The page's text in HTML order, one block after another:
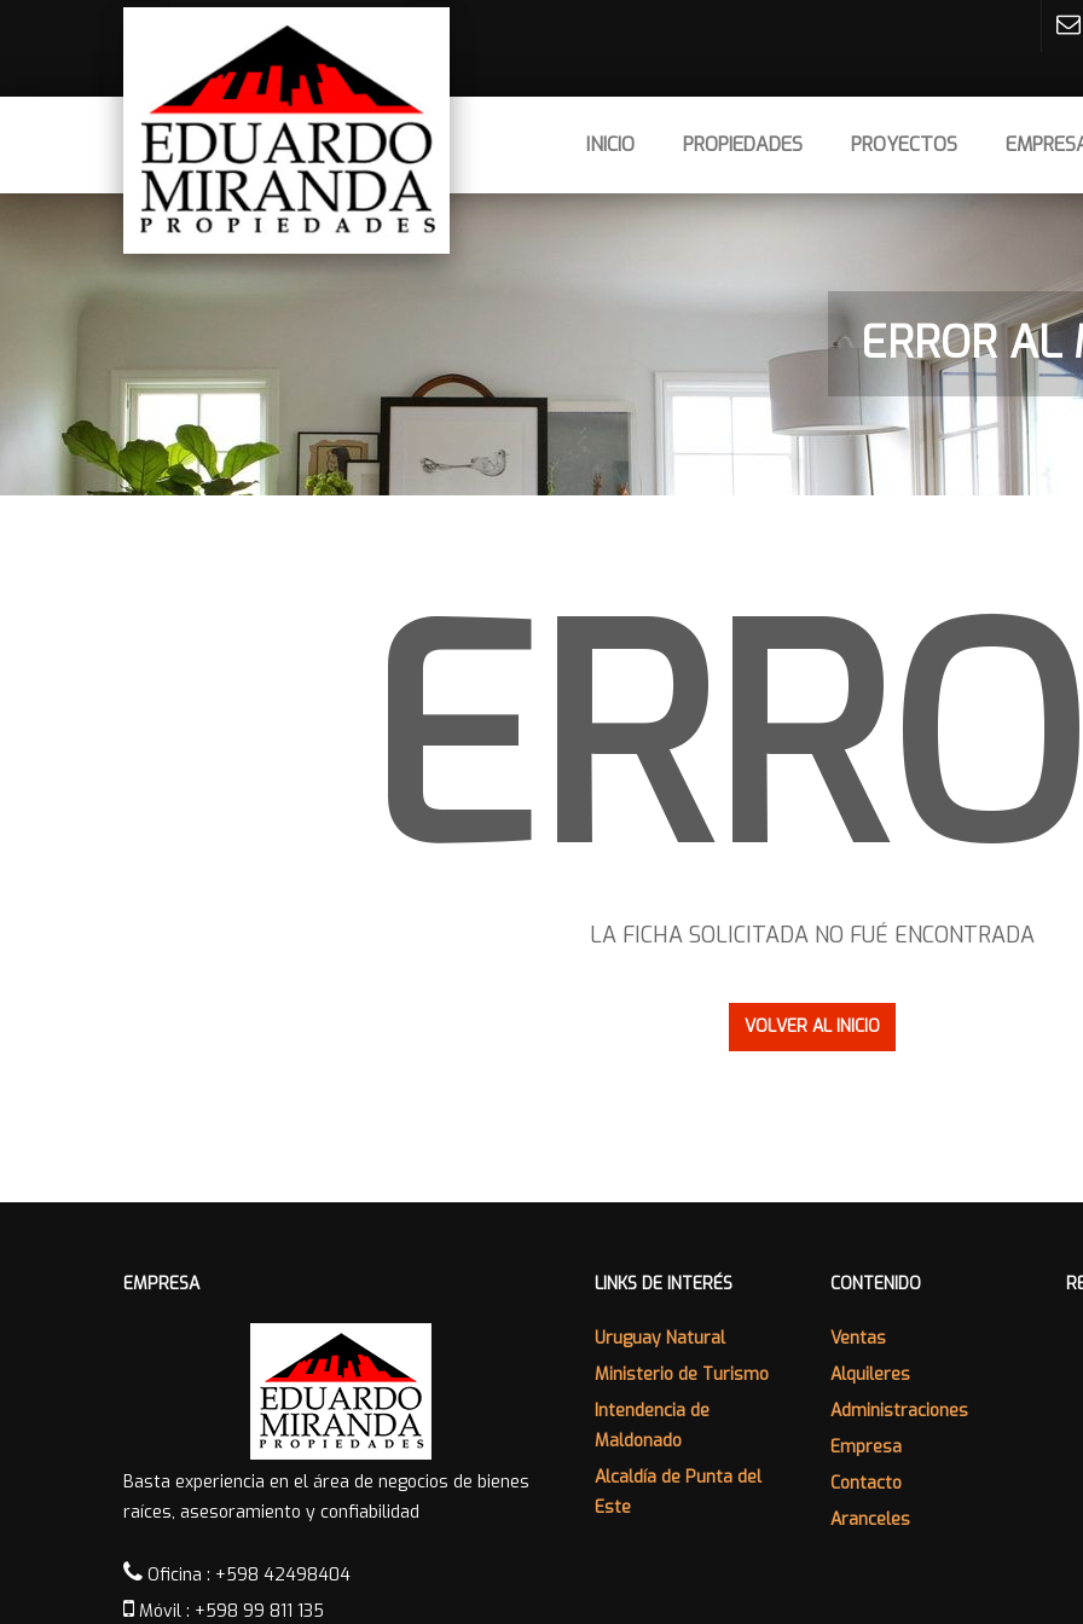
INICIO PROPIEDADES PROYECTOS
ERROR
LA FICHA SOLICITADA NO FUÉ ENCONTRADA
VOLVER AL INICIO
EMPRESA
Basta experiencia en el área de negocios de bienes
raíces, asesoramiento y confiabilidad
Oficina : +598 42498404
Móvil : +598 99 811 135
LINKS DE INTERÉS
Uruguay Natural
Ministerio de Turismo
Intendencia de
Maldonado
Alcaldía de Punta del
Este
CONTENIDO
Ventas
Alquileres
Administraciones
Empresa
Contacto
Aranceles